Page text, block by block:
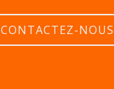
CONTACTEZ-NOUS